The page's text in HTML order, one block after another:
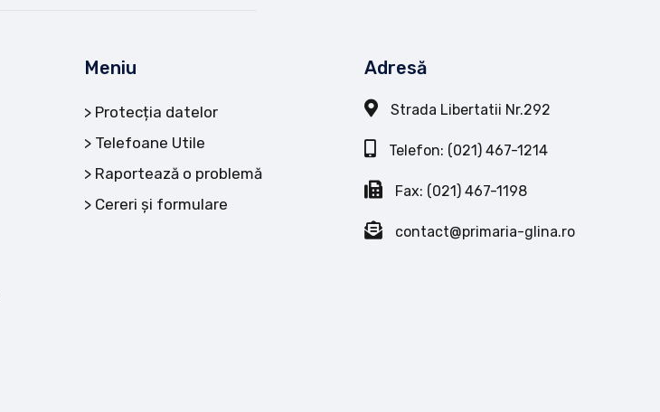
Meniu
Protecția datelor
Telefoane Utile
Raportează o problemă
Cereri și formulare
Adresă
Strada Libertatii Nr.292
Telefon: (021) 467-1214
Fax: (021) 467-1198
contact@primaria-glina.ro